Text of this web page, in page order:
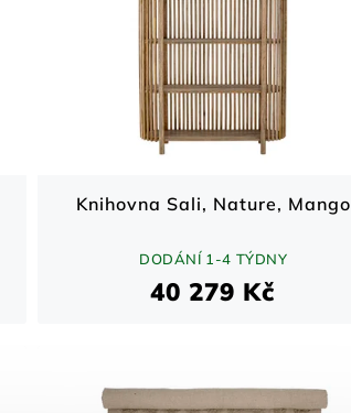
Knihovna Sali, Nature, Mango
DODÁNÍ 1-4 TÝDNY
40 279 Kč